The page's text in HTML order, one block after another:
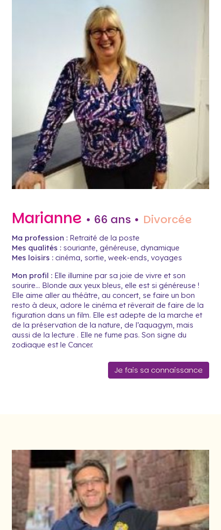
Marianne • 66 ans • Divorcée
Ma profession : Retraité de la poste
Mes qualités : souriante, généreuse, dynamique
Mes loisirs : cinéma, sortie, week-ends, voyages
Mon profil : Elle illumine par sa joie de vivre et son
sourire... Blonde aux yeux bleus, elle est si généreuse !
Elle aime aller au théâtre, au concert, se faire un bon
resto à deux, adore le cinéma et rêverait de faire de la
figuration dans un film. Elle est adepte de la marche et
de la préservation de la nature, de l’aquagym, mais
aussi de la lecture . Elle ne fume pas. Son signe du
zodiaque est le Cancer.
Je fais sa connaissance